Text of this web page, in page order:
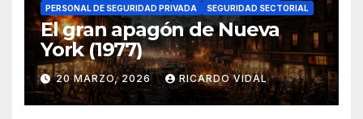
PERSONAL DE SEGURIDAD PRIVADA
SEGURIDAD SECTORIAL
El gran apagón de Nueva
York (1977)
20 MARZO, 2026 RICARDO VIDAL